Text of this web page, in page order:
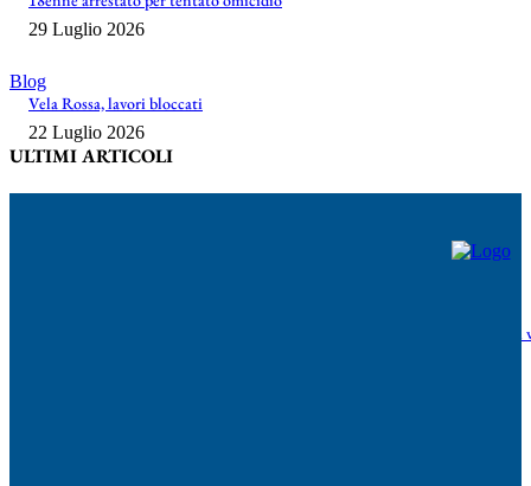
29 Luglio 2026
Blog
Vela Rossa, lavori bloccati
22 Luglio 2026
ULTIMI ARTICOLI
Napoli, 12enne accoltellato dopo una lite a Ponticelli: non è in pericolo di